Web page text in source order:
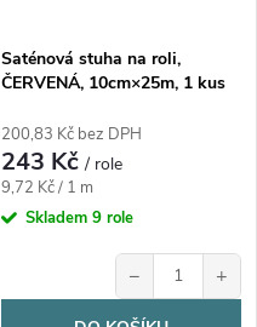
Saténová stuha na roli,
ČERVENÁ, 10cm×25m, 1 kus
200,83 Kč bez DPH
243 Kč/ role
Měrná
cena:
9,72 Kč / 1 m
Skladem 9 role
− +